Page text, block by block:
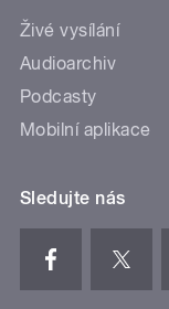
Živé vysílání
Audioarchiv
Podcasty
Mobilní aplikace
Sledujte nás